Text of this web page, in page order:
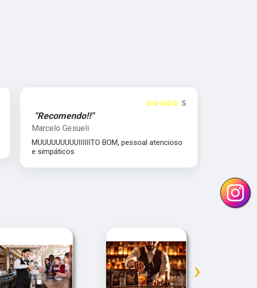
5
☆☆☆☆☆
"Recomendo!!"
Marcelo Gesueli
MUUUUUUUUUIIIIIITO BOM, pessoal atencioso
e simpáticos
›